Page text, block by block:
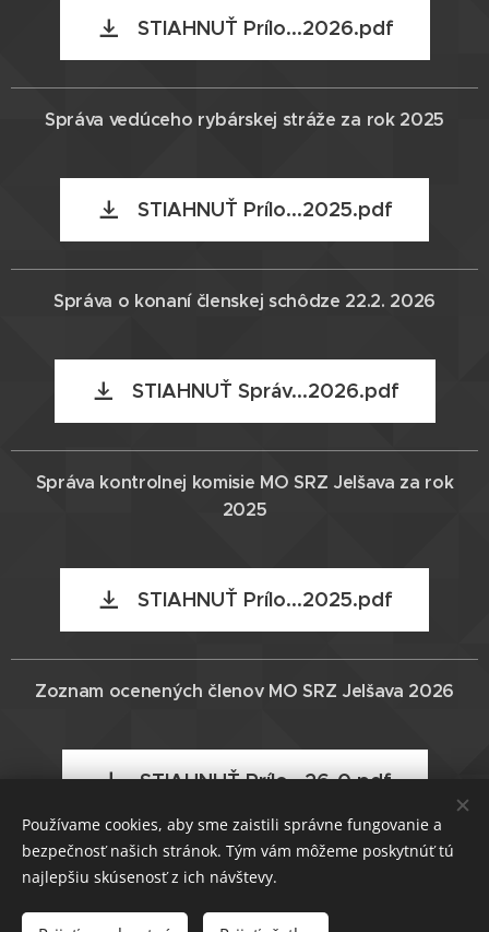
STIAHNUŤ Prílo...2026.pdf
Správa vedúceho rybárskej stráže za rok 2025
STIAHNUŤ Prílo...2025.pdf
Správa o konaní členskej schôdze 22.2. 2026
STIAHNUŤ Správ...2026.pdf
Správa kontrolnej komisie MO SRZ Jelšava za rok
2025
STIAHNUŤ Prílo...2025.pdf
Zoznam ocenených členov MO SRZ Jelšava 2026
STIAHNUŤ Prílo...26-0.pdf
Železničná 238, Jelšava, 049 16
Používame cookies, aby sme zaistili správne fungovanie a
bezpečnosť našich stránok. Tým vám môžeme poskytnúť tú
najlepšiu skúsenosť z ich návštevy.